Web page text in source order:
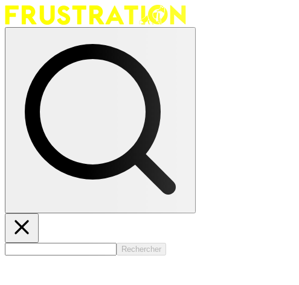
Rechercher